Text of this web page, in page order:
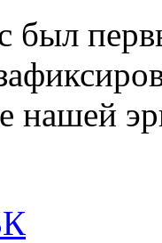
был
нашей